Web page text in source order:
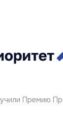
Премию